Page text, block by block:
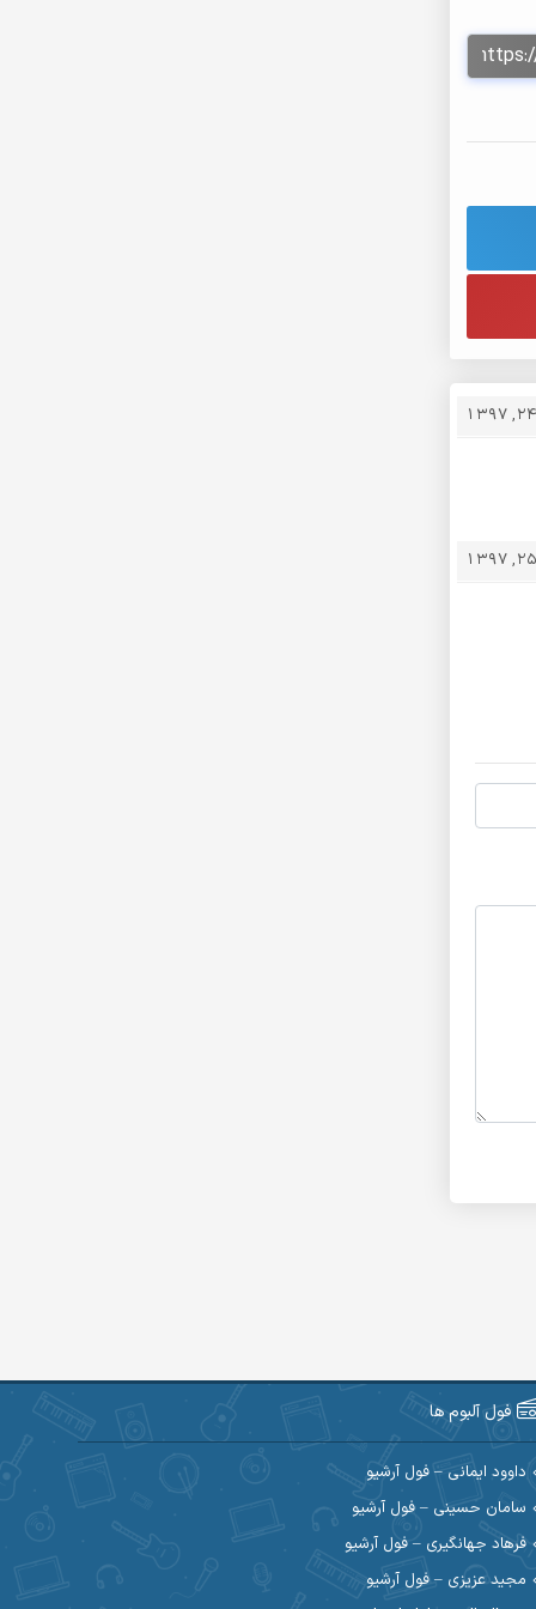
فول آلبوم ها
داوود ایمانی – فول آرشیو
سامان حسینی – فول آرشیو
فرهاد جهانگیری – فول آرشیو
مجید عزیزی – فول آرشیو